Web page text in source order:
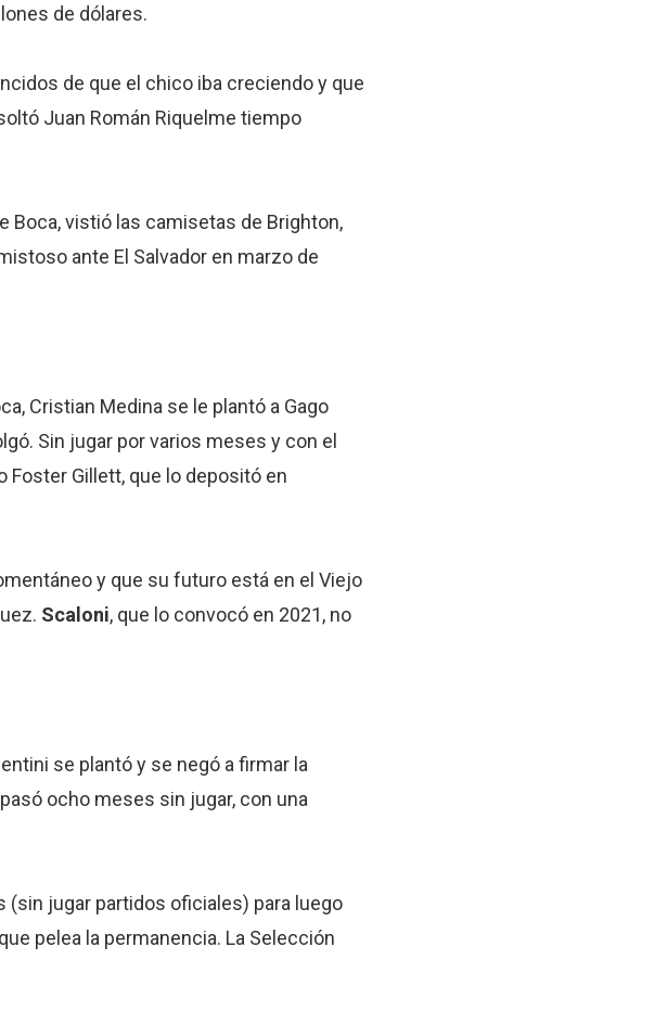
de dólares.
de que el chico iba creciendo y que
Juan Román Riquelme tiempo
Boca, vistió las camisetas de Brighton,
ante El Salvador en marzo de
Cristian Medina se le plantó a Gago
Sin jugar por varios meses y con el
Foster Gillett, que lo depositó en
y que su futuro está en el Viejo
Scaloni, que lo convocó en 2021, no
se plantó y se negó a firmar la
ocho meses sin jugar, con una
(sin jugar partidos oficiales) para luego
pelea la permanencia. La Selección